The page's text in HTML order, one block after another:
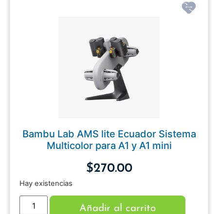
Bambu Lab AMS lite Ecuador Sistema
Multicolor para A1 y A1 mini
$270.00
Hay existencias
Añadir al carrito